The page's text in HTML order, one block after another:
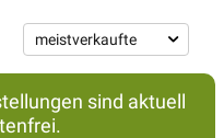
(3)
(3)
(5)
sind aktuell